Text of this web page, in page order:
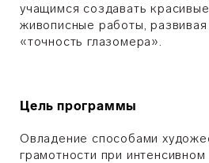
учащимся создавать
живописные работы,
«точность глазомера».
Цель программы
Овладение способами
грамотности при интенсивном